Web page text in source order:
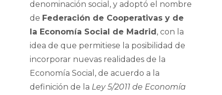
denominación social, y adoptó el nombre
de Federación de Cooperativas y de
la Economía Social de Madrid, con la
idea de que permitiese la posibilidad de
incorporar nuevas realidades de la
Economía Social, de acuerdo a la
definición de la Ley 5/2011 de Economía